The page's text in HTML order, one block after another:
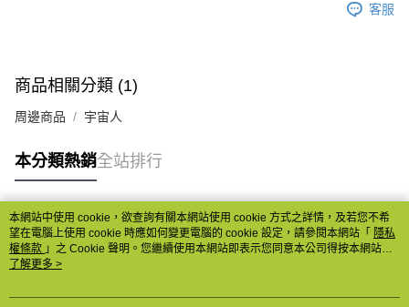
客服
商品相關分類 (1)
周邊商品 宇宙人
本分類熱銷全站排行
熱門標籤
本網站中使用 cookie，欲查詢有關本網站使用 cookie 方式之詳情，及若您不希
望在電腦上使用 cookie 時應如何變更電腦的 cookie 設定，請參閱本網站「 隱私
權條款 」之 Cookie 聲明。您繼續使用本網站即表示您同意本公司得按本網站使
用條款之 Cookie 聲明使用 cookie。
了解更多 >